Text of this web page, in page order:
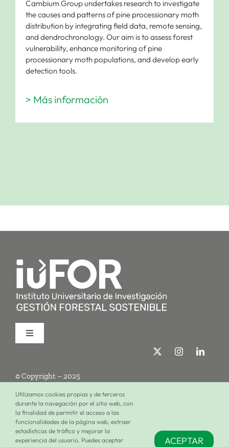
Cambium Group undertakes research to investigate
the causes and patterns of pine processionary moth
distribution by integrating field data, remote sensing,
and dendrochronology. Our aim is to assess forest
vulnerability, enhance monitoring of pine
processionary moth populations, and develop early
detection tools.
> Más información
Toggle
Investigación
Formación
© Copyright – 2025
Términos de uso Política de privacidad
Configuración de cookies
Utilizamos cookies propias y de terceros
durante la navegación por el sitio web, con
la finalidad de permitir el acceso a las
funcionalidades de la página web, extraer
estadísticas de tráfico y mejorar la
experiencia del usuario. Puedes aceptar
ACEPTAR